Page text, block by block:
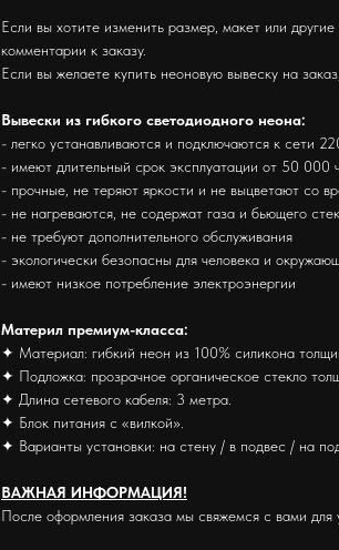
Если вы хотите изменить размер, макет или
комментарии к заказу.
Если вы желаете купить неоновую вывеску на
Вывески из гибкого светодиодного неона:
- легко устанавливаются и подключаются к сети
- имеют длительный срок эксплуатации от 50 000
- прочные, не теряют яркости и не выцветают со
- не нагреваются, не содержат газа и бьющего
- не требуют дополнительного обслуживания
- экологически безопасны для человека и
- имеют низкое потребление электроэнергии
Материл премиум-класса:
✦ Материал: гибкий неон из 100% силикона
✦ Подложка: прозрачное органическое стекло
✦ Длина сетевого кабеля: 3 метра.
✦ Блок питания с «вилкой».
✦ Варианты установки: на стену / в подвес / на
ВАЖНАЯ ИНФОРМАЦИЯ!
После оформления заказа мы свяжемся с вами для